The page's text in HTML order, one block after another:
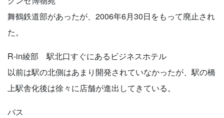
舞鶴鉄道部があったが、2006年6月30日をもって廃止され
た。
R-in綾部 駅北口すぐにあるビジネスホテル
以前は駅の北側はあまり開発されていなかったが、駅の橋
上駅舎化後は徐々に店舗が進出してきている。
バス